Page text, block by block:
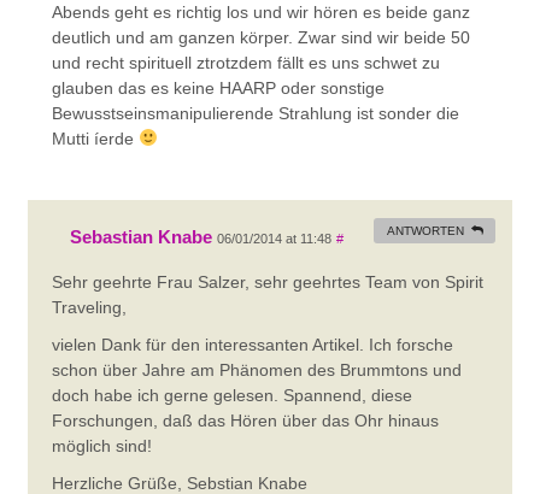
Abends geht es richtig los und wir hören es beide ganz
deutlich und am ganzen körper. Zwar sind wir beide 50
und recht spirituell ztrotzdem fällt es uns schwet zu
glauben das es keine HAARP oder sonstige
Bewusstseinsmanipulierende Strahlung ist sonder die
Mutti íerde
Sebastian Knabe 06/01/2014 at 11:48 #
Sehr geehrte Frau Salzer, sehr geehrtes Team von Spirit
Traveling,
vielen Dank für den interessanten Artikel. Ich forsche
schon über Jahre am Phänomen des Brummtons und
doch habe ich gerne gelesen. Spannend, diese
Forschungen, daß das Hören über das Ohr hinaus
möglich sind!
Herzliche Grüße, Sebstian Knabe
ANTWORTEN